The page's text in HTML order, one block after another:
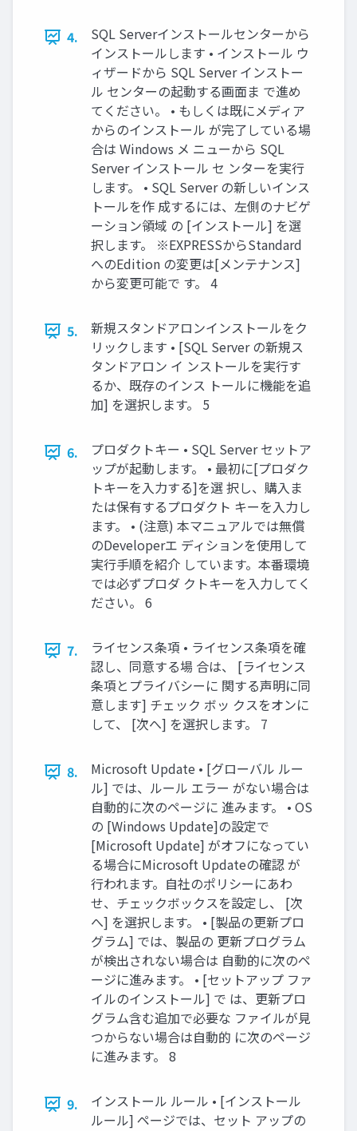
4.
SQL Serverインストールセンターから
インストールします • インストール ウ
ィザードから SQL Server インストー
ル センターの起動する画面ま で進め
てください。 • もしくは既にメディア
からのインストール が完了している場
合は Windows メ ニューから SQL
Server インストール セ ンターを実行
します。 • SQL Server の新しいインス
トールを作 成するには、左側のナビゲ
ーション領域 の [インストール] を選
択します。 ※EXPRESSからStandard
へのEdition の変更は[メンテナンス]
から変更可能で す。 4
5.
新規スタンドアロンインストールをク
リックします • [SQL Server の新規ス
タンドアロン イ ンストールを実行す
るか、既存のインス トールに機能を追
加] を選択します。 5
6.
プロダクトキー • SQL Server セットア
ップが起動します。 • 最初に[プロダク
トキーを入力する]を選 択し、購入ま
たは保有するプロダクト キーを入力し
ます。 • (注意) 本マニュアルでは無償
のDeveloperエ ディションを使用して
実行手順を紹介 しています。本番環境
では必ずプロダ クトキーを入力してく
ださい。 6
7.
ライセンス条項 • ライセンス条項を確
認し、同意する場 合は、 [ライセンス
条項とプライバシーに 関する声明に同
意します] チェック ボッ クスをオンに
して、 [次へ] を選択します。 7
8.
Microsoft Update • [グローバル ルー
ル] では、ルール エラー がない場合は
自動的に次のページに 進みます。 • OS
の [Windows Update]の設定で
[Microsoft Update] がオフになってい
る場合にMicrosoft Updateの確認 が
行われます。自社のポリシーにあわ
せ、チェックボックスを設定し、 [次
へ] を選択します。 • [製品の更新プロ
グラム] では、製品の 更新プログラム
が検出されない場合は 自動的に次のペ
ージに進みます。 • [セットアップ ファ
イルのインストール] で は、更新プロ
グラム含む追加で必要な ファイルが見
つからない場合は自動的 に次のページ
に進みます。 8
9.
インストール ルール • [インストール
ルール] ページでは、セット アップの